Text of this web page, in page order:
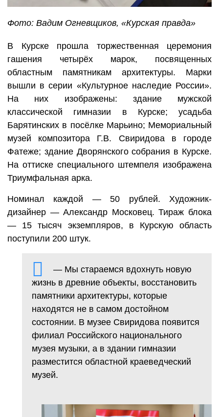
Фото: Вадим Огневщиков, «Курская правда»
В Курске прошла торжественная церемония
гашения четырёх марок, посвященных
областным памятникам архитектуры. Марки
вышли в серии «Культурное наследие России».
На них изображены: здание мужской
классической гимназии в Курске; усадьба
Барятинских в посёлке Марьино; Мемориальный
музей композитора Г.В. Свиридова в городе
Фатеже; здание Дворянского собрания в Курске.
На оттиске специального штемпеля изображена
Триумфальная арка.
Номинал каждой — 50 рублей. Художник-
дизайнер — Александр Московец. Тираж блока
— 15 тысяч экземпляров, в Курскую область
поступили 200 штук.
— Мы стараемся вдохнуть новую
жизнь в древние объекты, восстановить
памятники архитектуры, которые
находятся не в самом достойном
состоянии. В музее Свиридова появится
филиал Российского национального
музея музыки, а в здании гимназии
разместится областной краеведческий
музей.